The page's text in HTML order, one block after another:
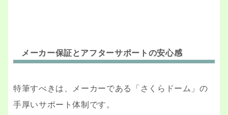
メーカー保証とアフターサポートの安心感
特筆すべきは、メーカーである「さくらドーム」の
手厚いサポート体制です。